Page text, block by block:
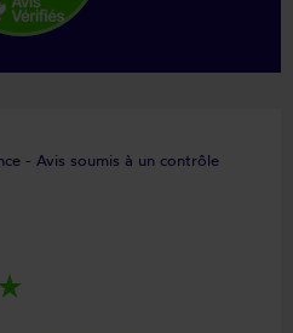
- Avis soumis à un contrôle
star_rate